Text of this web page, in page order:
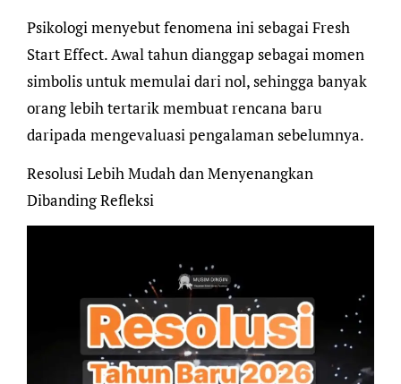
Psikologi menyebut fenomena ini sebagai Fresh
Start Effect. Awal tahun dianggap sebagai momen
simbolis untuk memulai dari nol, sehingga banyak
orang lebih tertarik membuat rencana baru
daripada mengevaluasi pengalaman sebelumnya.
Resolusi Lebih Mudah dan Menyenangkan
Dibanding Refleksi